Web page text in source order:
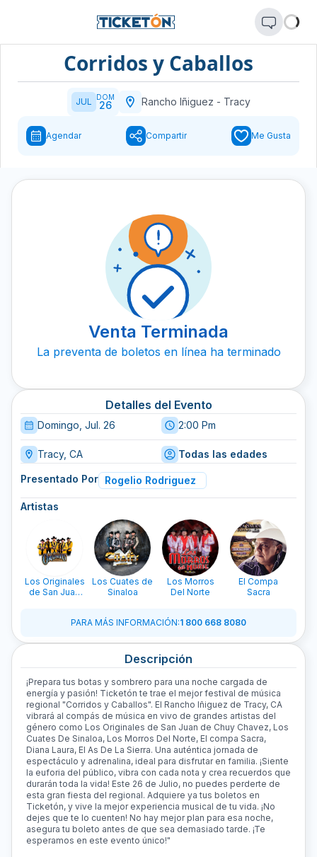
Corridos y Caballos
JUL DOM
26 Rancho Iñiguez - Tracy
Agendar Compartir Me Gusta
Venta Terminada
La preventa de boletos en línea ha terminado
Detalles del Evento
Domingo, Jul. 26 2:00 Pm
Tracy, CA Todas las edades
Presentado Por Rogelio Rodriguez
Artistas
Los Originales
de San Juan
Los Cuates de
Sinaloa
Los Morros
Del Norte
El Compa
Sacra
PARA MÁS INFORMACIÓN:1 800 668 8080
Descripción
¡Prepara tus botas y sombrero para una noche cargada de
energía y pasión! Ticketón te trae el mejor festival de música
regional "Corridos y Caballos". El Rancho Iñiguez de Tracy, CA
vibrará al compás de música en vivo de grandes artistas del
género como Los Originales de San Juan de Chuy Chavez, Los
Cuates De Sinaloa, Los Morros Del Norte, El compa Sacra,
Diana Laura, El As De La Sierra. Una auténtica jornada de
espectáculo y adrenalina, ideal para disfrutar en familia. ¡Siente
la euforia del público, vibra con cada nota y crea recuerdos que
durarán toda la vida! Este 26 de Julio, no puedes perderte de
esta gran fiesta del regional. Adquiere ya tus boletos en
Ticketón, y vive la mejor experiencia musical de tu vida. ¡No
dejes que te lo cuenten! No hay mejor plan para esa noche,
asegura tu boleto antes de que sea demasiado tarde. ¡Te
esperamos en este evento único!"